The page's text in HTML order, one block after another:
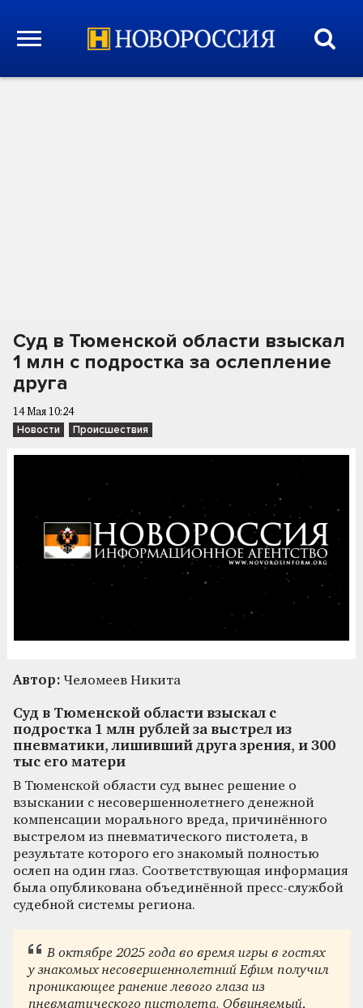
Суд в Тюменской области взыскал
1 млн с подростка за ослепление
друга
14 Мая 10:24
Новости Происшествия
Автор: Челомеев Никита
Суд в Тюменской области взыскал с
подростка 1 млн рублей за выстрел из
пневматики, лишивший друга зрения, и 300
тыс его матери
В Тюменской области суд вынес решение о
взыскании с несовершеннолетнего денежной
компенсации морального вреда, причинённого
выстрелом из пневматического пистолета, в
результате которого его знакомый полностью
ослеп на один глаз. Соответствующая информация
была опубликована объединённой пресс-службой
судебной системы региона.
В октябре 2025 года во время игры в гостях
у знакомых несовершеннолетний Ефим получил
проникающее ранение левого глаза из
пневматического пистолета. Обвиняемый,